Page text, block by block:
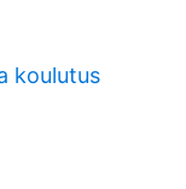
koulutus